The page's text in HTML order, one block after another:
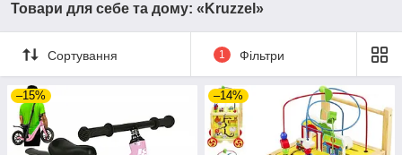
Товари для себе та дому: «Kruzzel»
Сортування 1 Фільтри
–15% –14%